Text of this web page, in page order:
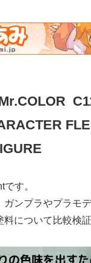
す。
ガンプラやプラモ
について比較検証